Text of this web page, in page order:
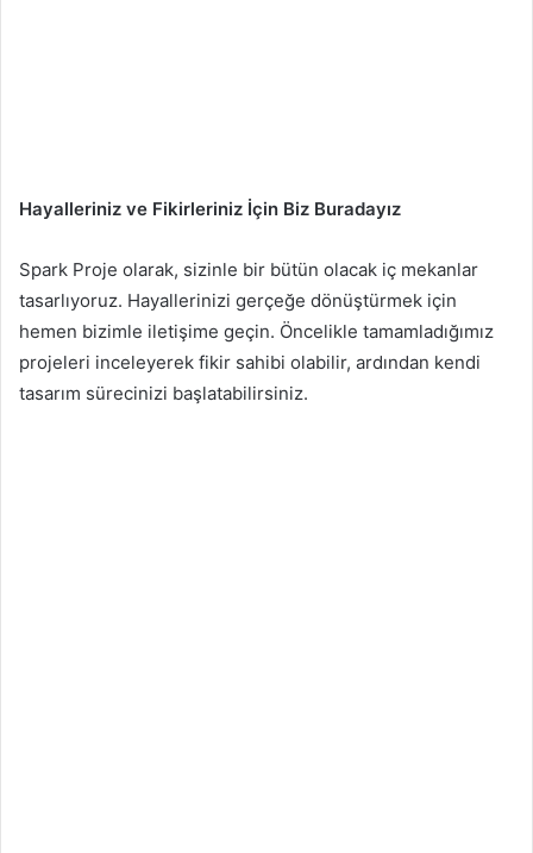
Hayalleriniz ve Fikirleriniz İçin Biz Buradayız
Spark Proje olarak, sizinle bir bütün olacak iç mekanlar
tasarlıyoruz. Hayallerinizi gerçeğe dönüştürmek için
hemen bizimle iletişime geçin. Öncelikle tamamladığımız
projeleri inceleyerek fikir sahibi olabilir, ardından kendi
tasarım sürecinizi başlatabilirsiniz.